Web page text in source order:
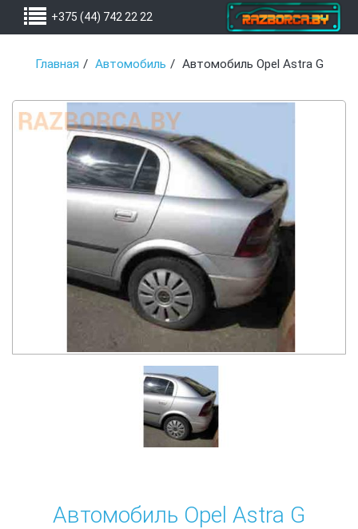
+375 (44) 742 22 22
Главная Автомобиль Автомобиль Opel Astra G
Автомобиль Opel Astra G